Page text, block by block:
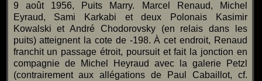
9 août 1956, Puits Marry. Marcel Renaud, Michel
Eyraud, Sami Karkabi et deux Polonais Kasimir
Kowalski et André Chodorovsky (en relais dans les
puits) atteignent la cote de -198. À cet endroit, Renaud
franchit un passage étroit, poursuit et fait la jonction en
compagnie de Michel Heyraud avec la galerie Petzl
(contrairement aux allégations de Paul Cabaillot, cf.